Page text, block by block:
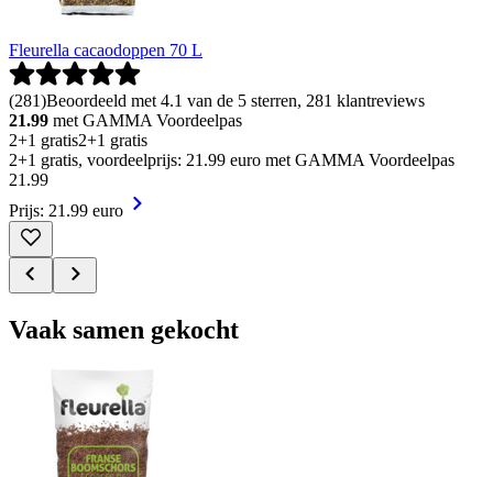
Fleurella cacaodoppen 70 L
(281)Beoordeeld met 4.1 van de 5 sterren, 281 klantreviews
21.99 met GAMMA Voordeelpas
2+1 gratis2+1 gratis
2+1 gratis, voordeelprijs: 21.99 euro met GAMMA Voordeelpas
21 .99
Prijs: 21.99 euro
Vaak samen gekocht